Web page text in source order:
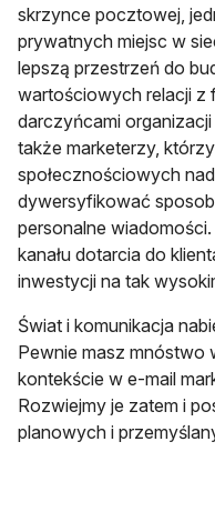
skrzynce pocztowej,
prywatnych miejsc w
lepszą przestrzeń do
wartościowych relacji z
darczyńcami
także marketerzy,
społecznościowych
dywersyfikować
personalne
kanału dotarcia do
inwestycji na tak
Świat i komunikacja
Pewnie masz mnóstwo
kontekście w e-mail
Rozwiejmy je zatem i
planowych i